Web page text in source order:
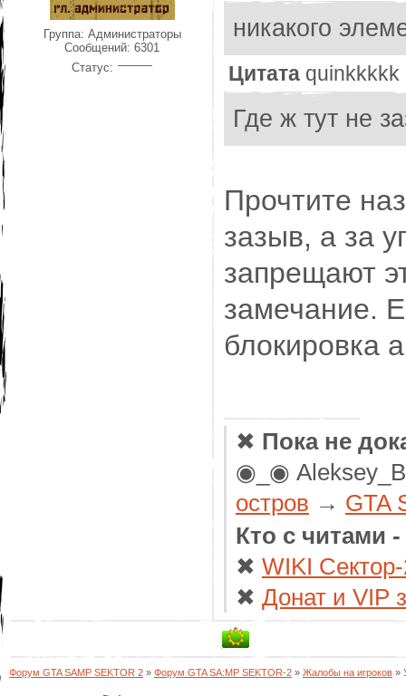
Группа: Администраторы
Сообщений:6301
Статус:
никакого
Цитата quinkkkkk
Где ж тут не
Прочтите
зазыв, а за
запрещают
замечание.
блокировка
✖ Пока не
◉_◉
остров → GTA
Кто с читами
✖ WIKI
✖ Донат и VIP
Форум GTA SAMP SEKTOR 2 » Форум GTA SA:MP SEKTOR-2 » Жалобы на игроков »